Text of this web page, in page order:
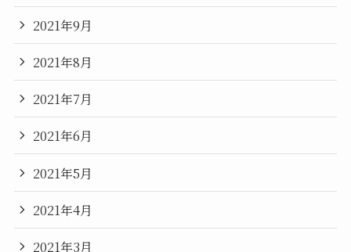
2021年9月
2021年8月
2021年7月
2021年6月
2021年5月
2021年4月
2021年3月